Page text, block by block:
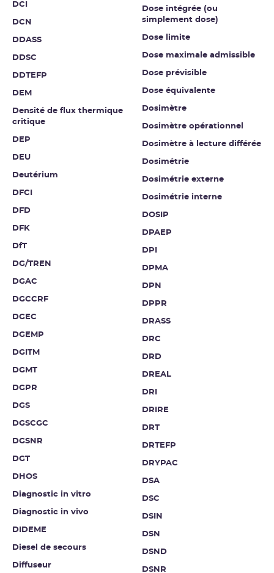
DCI
DCN
DDASS
DDSC
DDTEFP
DEM
Densité de flux thermique
critique
DEP
DEU
Deutérium
DFCI
DFD
DFK
DfT
DG/TREN
DGAC
DGCCRF
DGEC
DGEMP
DGITM
DGMT
DGPR
DGS
DGSCGC
DGSNR
DGT
DHOS
Diagnostic in vitro
Diagnostic in vivo
DIDEME
Diesel de secours
Diffuseur
Dose intégrée (ou
simplement dose)
Dose limite
Dose maximale admissible
Dose prévisible
Dose équivalente
Dosimètre
Dosimètre opérationnel
Dosimètre à lecture différée
Dosimétrie
Dosimétrie externe
Dosimétrie interne
DOSIP
DPAEP
DPI
DPMA
DPN
DPPR
DRASS
DRC
DRD
DREAL
DRI
DRIRE
DRT
DRTEFP
DRYPAC
DSA
DSC
DSIN
DSN
DSND
DSNR